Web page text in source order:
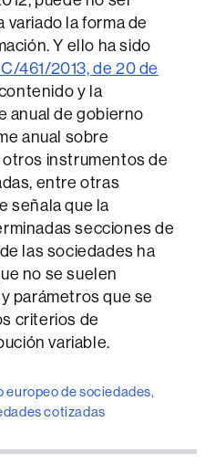
variado la forma de
Y ello ha sido
461/2013, de 20 de
y la
anual de gobierno
anual sobre
instrumentos de
entre otras
señala que la
secciones de
las sociedades ha
no se suelen
parámetros que se
criterios de
variable.
europeo de sociedades,
cotizadas